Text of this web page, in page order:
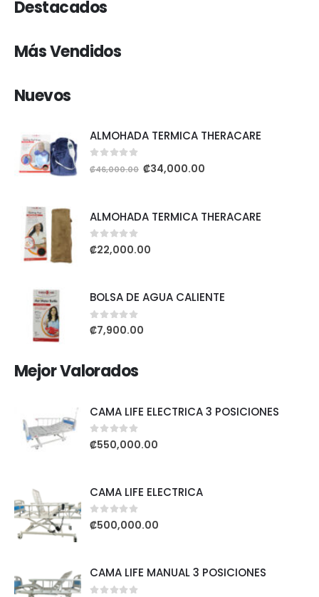
Destacados
Más Vendidos
Nuevos
ALMOHADA TERMICA THERACARE
0out of 5
₡46,000.00 ₡34,000.00
ALMOHADA TERMICA THERACARE
0out of 5
₡22,000.00
BOLSA DE AGUA CALIENTE
0out of 5
₡7,900.00
Mejor Valorados
CAMA LIFE ELECTRICA 3 POSICIONES
0out of 5
₡550,000.00
CAMA LIFE ELECTRICA
0out of 5
₡500,000.00
CAMA LIFE MANUAL 3 POSICIONES